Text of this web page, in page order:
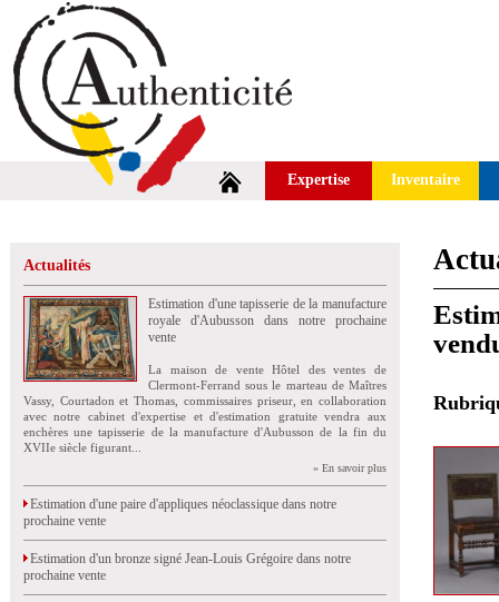
Expertise Inventaire
Actualités
Estimation d'une tapisserie de la manufacture
royale d'Aubusson dans notre prochaine
vente
La maison de vente Hôtel des ventes de
Clermont-Ferrand sous le marteau de Maîtres
Vassy, Courtadon et Thomas, commissaires priseur, en collaboration
avec notre cabinet d'expertise et d'estimation gratuite vendra aux
enchères une tapisserie de la manufacture d'Aubusson de la fin du
XVIIe siècle figurant...
» En savoir plus
Estimation d'une paire d'appliques néoclassique dans notre
prochaine vente
Estimation d'un bronze signé Jean-Louis Grégoire dans notre
prochaine vente